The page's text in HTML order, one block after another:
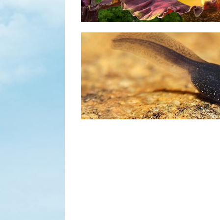
蝌蚪
點擊了